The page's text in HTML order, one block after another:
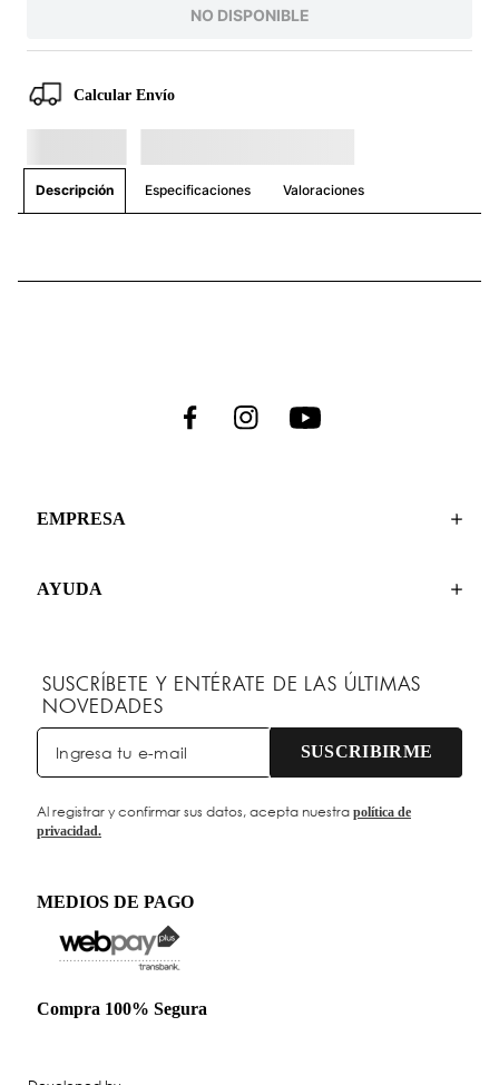
NO DISPONIBLE
Calcular Envío
Descripción Especificaciones Valoraciones
EMPRESA
AYUDA
SUSCRÍBETE Y ENTÉRATE DE LAS ÚLTIMAS
NOVEDADES
SUSCRIBIRME
Al registrar y confirmar sus datos, acepta nuestra política de
privacidad.
MEDIOS DE PAGO
Compra 100% Segura